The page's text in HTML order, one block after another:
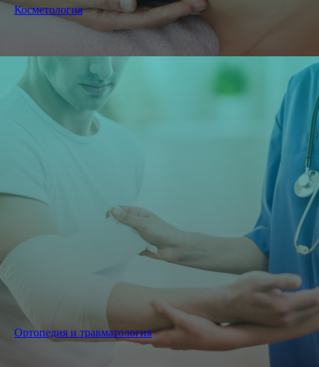
Косметология
Ортопедия и травматология